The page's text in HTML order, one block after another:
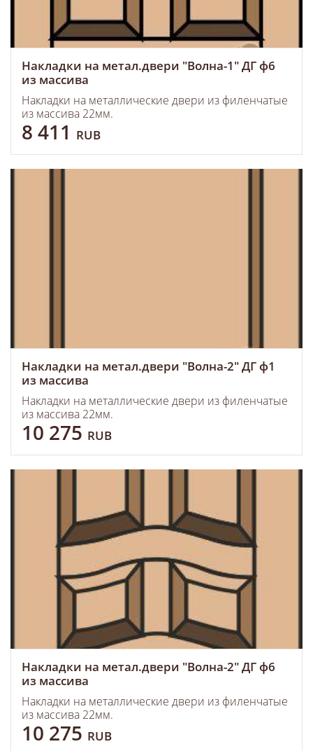
Накладки на метал.двери "Волна-1" ДГ ф6
из массива
Накладки на металлические двери из филенчатые
из массива 22мм.
8 411 RUB
Накладки на метал.двери "Волна-2" ДГ ф1
из массива
Накладки на металлические двери из филенчатые
из массива 22мм.
10 275 RUB
Накладки на метал.двери "Волна-2" ДГ ф6
из массива
Накладки на металлические двери из филенчатые
из массива 22мм.
10 275 RUB